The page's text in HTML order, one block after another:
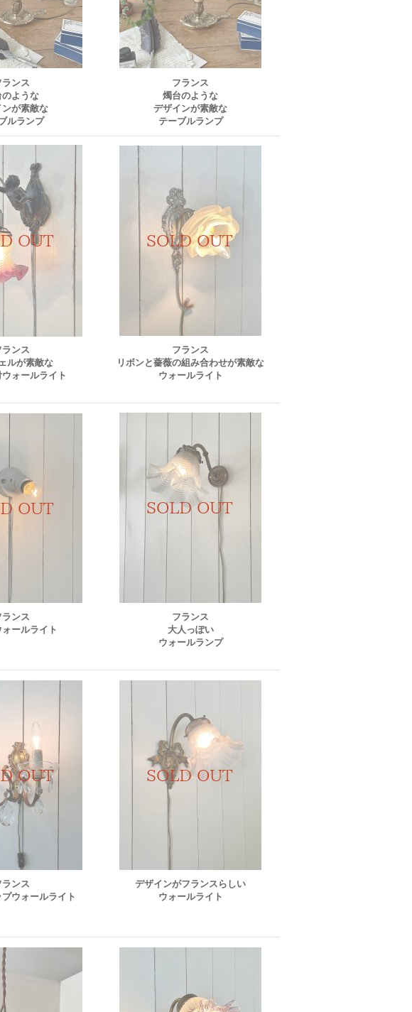
ランス
のような
ンが素敵な
ルランプ
フランス
燭台のような
デザインが素敵な
テーブルランプ
ランス
ルが素敵な
ォールライト
フランス
リボンと薔薇の組み合わせが素敵な
ウォールライト
ランス
ォールライト
フランス
大人っぽい
ウォールランプ
ランス
ウォールライト
デザインがフランスらしい
ウォールライト